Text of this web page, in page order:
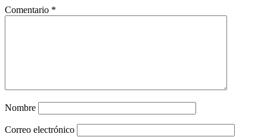
Comentario *
Nombre
Correo electrónico